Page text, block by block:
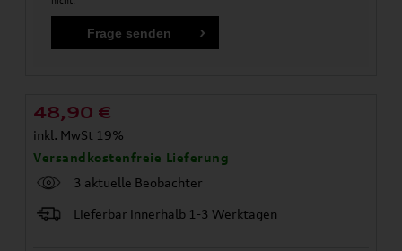
48,90 €
inkl. MwSt 19%
Versandkostenfreie Lieferung
3 aktuelle Beobachter
Lieferbar innerhalb 1-3 Werktagen